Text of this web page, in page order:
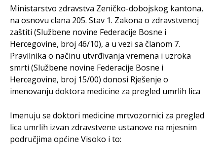
Ministarstvo zdravstva Zeničko-dobojskog kantona,
na osnovu clana 205. Stav 1. Zakona o zdravstvenoj
zaštiti (Službene novine Federacije Bosne i
Hercegovine, broj 46/10), a u vezi sa članom 7.
Pravilnika o načinu utvrđivanja vremena i uzroka
smrti (Službene novine Federacije Bosne i
Hercegovine, broj 15/00) donosi Rješenje o
imenovanju doktora medicine za pregled umrlih lica
Imenuju se doktori medicine mrtvozornici za pregled
lica umrlih izvan zdravstvene ustanove na mjesnim
područjima općine Visoko i to: